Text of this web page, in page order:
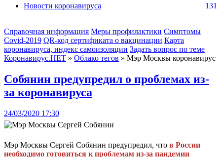
Новости коронавируса
131
Справочная информация Меры профилактики Симптомы
Covid-2019 QR-код сертификата о вакцинации Карта
коронавируса, индекс самоизоляции Задать вопрос по теме
Коронавирус.НЕТ » Облако тегов » Мэр Москвы коронавирус
Собянин предупредил о проблемах из-
за коронавируса
24/03/2020 17:30
Мэр Москвы Сергей Собянин предупредил, что в России
необходимо готовиться к проблемам из-за пандемии